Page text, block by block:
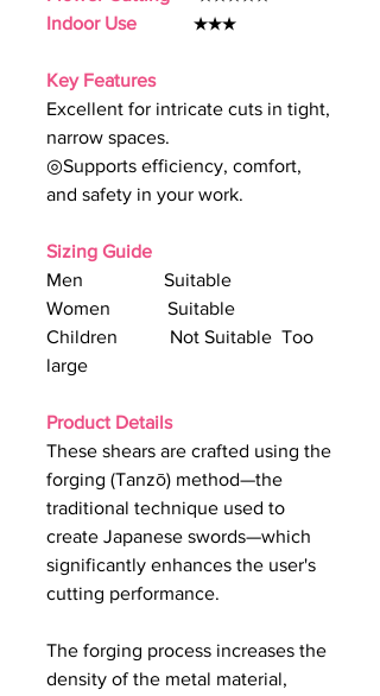
Indoor Use ★★★
Key Features
Excellent for intricate cuts in tight,
narrow spaces.
◎Supports efficiency, comfort,
and safety in your work.
Sizing Guide
Men Suitable
Women Suitable
Children Not Suitable Too
large
Product Details
These shears are crafted using the
forging (Tanzō) method—the
traditional technique used to
create Japanese swords—which
significantly enhances the user's
cutting performance.
The forging process increases the
density of the metal material,